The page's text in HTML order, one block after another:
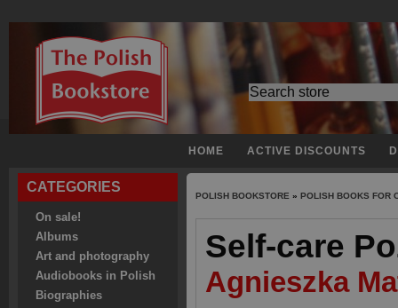
HOME ACTIVE DISCOUNTS
CATEGORIES
On sale!
Albums
Art and photography
Audiobooks in Polish
Biographies
POLISH BOOKSTORE » POLISH BOOKS FOR
Self-care
Agnieszka